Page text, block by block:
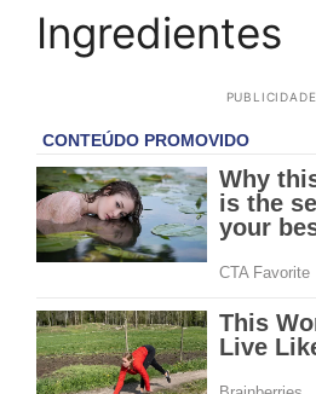
Ingredientes
PUBLICIDADE